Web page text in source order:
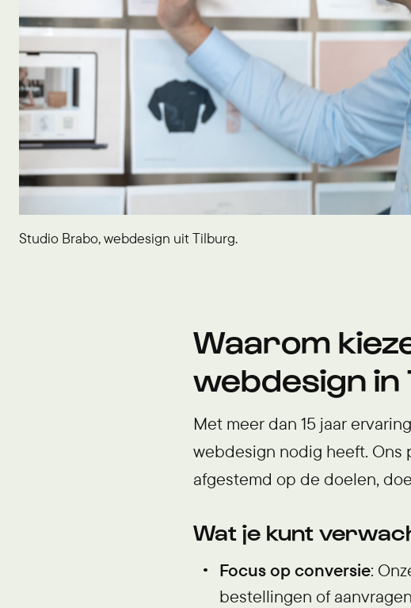
Studio Brabo, webdesign uit Tilburg.
Waarom
webdesign in
Met meer dan 15 jaar
webdesign nodig heeft. Ons
afgestemd op de doelen,
Wat je kunt
Focus op conversie:
bestellingen of